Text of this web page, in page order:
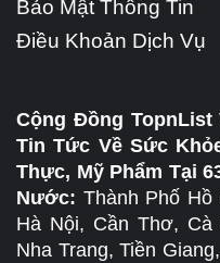
Bảo Mật Thông Tin
Điều Khoản Dịch Vụ
Cộng Đồng TopnList
Tin Tức Về Sức
Thực, Mỹ Phẩm Tại
Nước: Thành Phố
Hà Nội, Cần Thơ, Cà
Nha Trang, Tiền